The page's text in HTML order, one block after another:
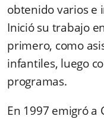
obtenido varios e
Inició su trabajo
primero, como
infantiles, luego
programas.
En 1997 emigró a